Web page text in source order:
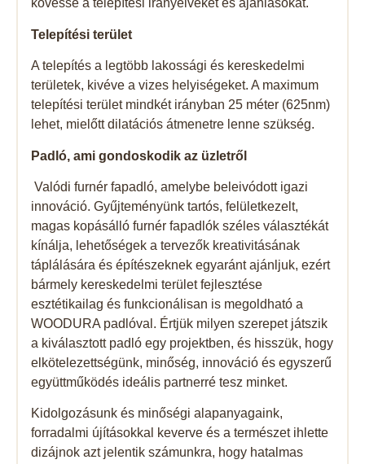
kövesse a telepítési irányelveket és ajánlásokat.
Telepítési terület
A telepítés a legtöbb lakossági és kereskedelmi
területek, kivéve a vizes helyiségeket. A maximum
telepítési terület mindkét irányban 25 méter (625nm)
lehet, mielőtt dilatációs átmenetre lenne szükség.
Padló, ami gondoskodik az üzletről
Valódi furnér fapadló, amelybe beleivódott igazi
innováció. Gyűjteményünk tartós, felületkezelt,
magas kopásálló furnér fapadlók széles választékát
kínálja, lehetőségek a tervezők kreativitásának
táplálására és építészeknek egyaránt ajánljuk, ezért
bármely kereskedelmi terület fejlesztése
esztétikailag és funkcionálisan is megoldható a
WOODURA padlóval. Értjük milyen szerepet játszik
a kiválasztott padló egy projektben, és hisszük, hogy
elkötelezettségünk, minőség, innováció és egyszerű
együttműködés ideális partnerré tesz minket.
Kidolgozásunk és minőségi alapanyagaink,
forradalmi újításokkal keverve és a természet ihlette
dizájnok azt jelentik számunkra, hogy hatalmas